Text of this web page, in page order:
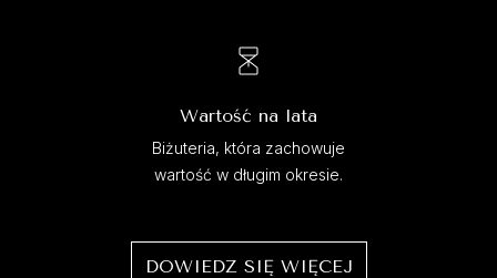
Wartość na lata
Biżuteria, która zachowuje
wartość w długim okresie.
DOWIEDZ SIĘ WIĘCEJ